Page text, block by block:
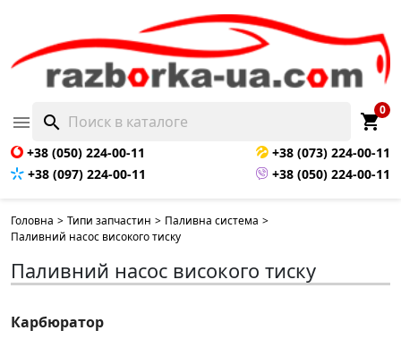
 search shopping_cart
0
+38 (050) 224-00-11
+38 (073) 224-00-11
+38 (097) 224-00-11
+38 (050) 224-00-11
Головна > Типи запчастин > Паливна система >
Паливний насос високого тиску
Паливний насос високого тиску
Карбюратор